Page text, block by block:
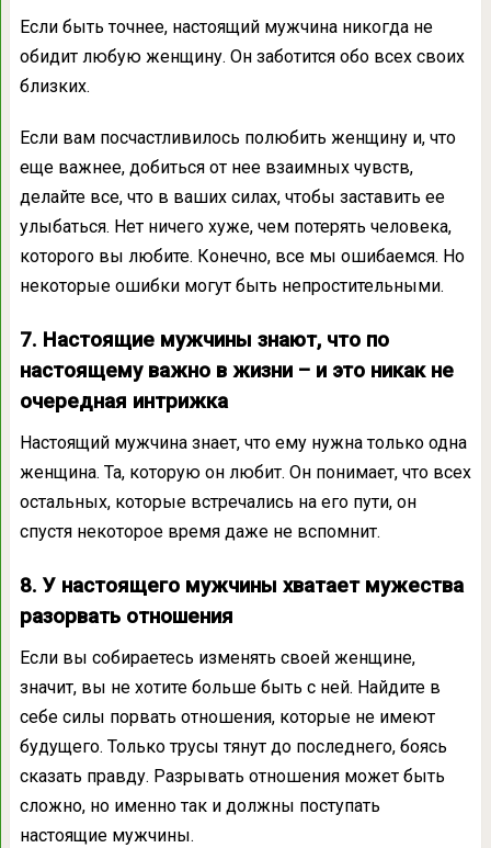
Если быть точнее, настоящий мужчина никогда не
обидит любую женщину. Он заботится обо всех своих
близких.
Если вам посчастливилось полюбить женщину и, что
еще важнее, добиться от нее взаимных чувств,
делайте все, что в ваших силах, чтобы заставить ее
улыбаться. Нет ничего хуже, чем потерять человека,
которого вы любите. Конечно, все мы ошибаемся. Но
некоторые ошибки могут быть непростительными.
7. Настоящие мужчины знают, что по
настоящему важно в жизни – и это никак не
очередная интрижка
Настоящий мужчина знает, что ему нужна только одна
женщина. Та, которую он любит. Он понимает, что всех
остальных, которые встречались на его пути, он
спустя некоторое время даже не вспомнит.
8. У настоящего мужчины хватает мужества
разорвать отношения
Если вы собираетесь изменять своей женщине,
значит, вы не хотите больше быть с ней. Найдите в
себе силы порвать отношения, которые не имеют
будущего. Только трусы тянут до последнего, боясь
сказать правду. Разрывать отношения может быть
сложно, но именно так и должны поступать
настоящие мужчины.